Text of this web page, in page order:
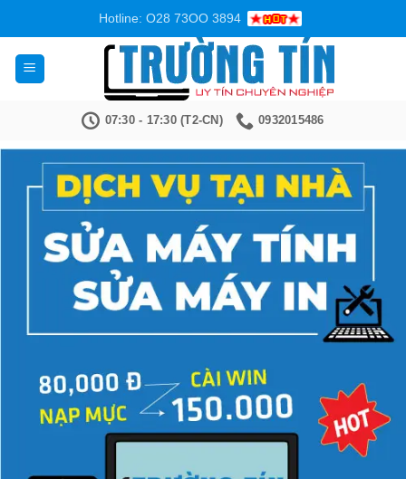
nội
dung
Hotline: O28 73OO 3894
07:30 - 17:30 (T2-CN) 0932015486